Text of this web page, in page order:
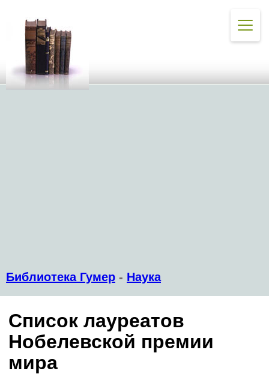
Библиотека Гумер - Наука
Список лауреатов
Нобелевской премии
мира